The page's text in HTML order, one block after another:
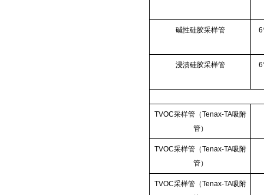
碱性硅胶采样管
浸渍硅胶采样管
TVOC采样管（Tenax-TA吸附
管）
TVOC采样管（Tenax-TA吸附
管）
TVOC采样管（Tenax-TA吸附